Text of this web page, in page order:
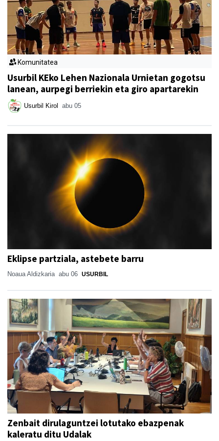
Komunitatea
Usurbil KEko Lehen Nazionala Urnietan gogotsu
lanean, aurpegi berriekin eta giro apartarekin
Usurbil Kirol abu 05
Eklipse partziala, astebete barru
Noaua Aldizkaria abu 06 USURBIL
Zenbait dirulaguntzei lotutako ebazpenak
kaleratu ditu Udalak